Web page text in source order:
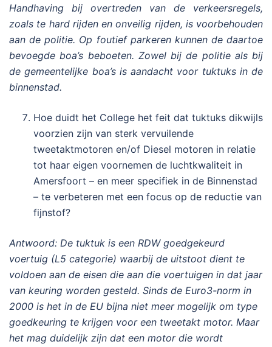
Handhaving bij overtreden van de verkeersregels,
zoals te hard rijden en onveilig rijden, is voorbehouden
aan de politie. Op foutief parkeren kunnen de daartoe
bevoegde boa’s beboeten. Zowel bij de politie als bij
de gemeentelijke boa’s is aandacht voor tuktuks in de
binnenstad.
Hoe duidt het College het feit dat tuktuks dikwijls
voorzien zijn van sterk vervuilende
tweetaktmotoren en/of Diesel motoren in relatie
tot haar eigen voornemen de luchtkwaliteit in
Amersfoort – en meer specifiek in de Binnenstad
– te verbeteren met een focus op de reductie van
fijnstof?
Antwoord: De tuktuk is een RDW goedgekeurd
voertuig (L5 categorie) waarbij de uitstoot dient te
voldoen aan de eisen die aan die voertuigen in dat jaar
van keuring worden gesteld. Sinds de Euro3-norm in
2000 is het in de EU bijna niet meer mogelijk om type
goedkeuring te krijgen voor een tweetakt motor. Maar
het mag duidelijk zijn dat een motor die wordt